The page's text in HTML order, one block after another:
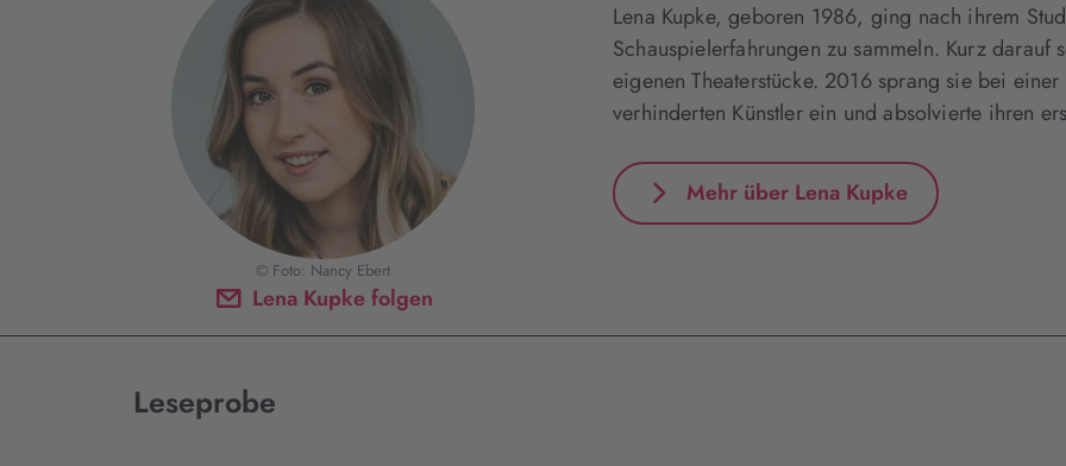
Lena Kupke folgen
© Foto: Nancy Ebert
Lena Kupke, geboren 1986, ging nach ihrem
Schauspielerfahrungen zu sammeln. Kurz
eigenen Theaterstücke. 2016 sprang sie bei
verhinderten Künstler ein und absolvierte ihren
Mehr über Lena Kupke
Leseprobe